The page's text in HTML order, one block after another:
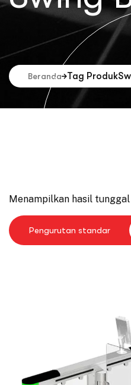
Beranda Tag Produk
Menampilkan hasil tunggal
Pengurutan standar